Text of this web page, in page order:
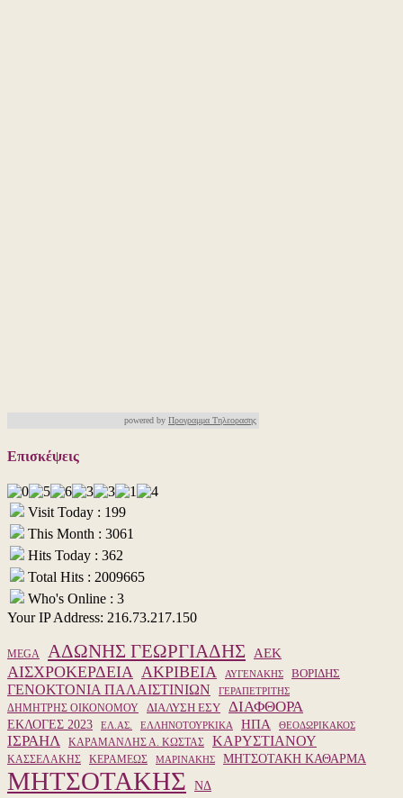
powered by Προγραμμα Τηλεορασης
Επισκέψεις
Visit Today : 199
This Month : 3061
Hits Today : 362
Total Hits : 2009665
Who's Online : 3
Your IP Address: 216.73.217.150
MEGA ΑΔΩΝΗΣ ΓΕΩΡΓΙΑΔΗΣ ΑΕΚ
ΑΙΣΧΡΟΚΕΡΔΕΙΑ ΑΚΡΙΒΕΙΑ ΑΥΓΕΝΑΚΗΣ ΒΟΡΙΔΗΣ
ΓΕΝΟΚΤΟΝΙΑ ΠΑΛΑΙΣΤΙΝΙΩΝ
ΓΕΡΑΠΕΤΡΙΤΗΣ
ΔΗΜΗΤΡΗΣ ΟΙΚΟΝΟΜΟΥ
ΔΙΑΛΥΣΗ ΕΣΥ ΔΙΑΦΘΟΡΑ
ΕΚΛΟΓΕΣ 2023 ΕΛ.ΑΣ. ΕΛΛΗΝΟΤΟΥΡΚΙΚΑ ΗΠΑ ΘΕΟΔΩΡΙΚΑΚΟΣ
ΙΣΡΑΗΛ ΚΑΡΑΜΑΝΛΗΣ Α. ΚΩΣΤΑΣ ΚΑΡΥΣΤΙΑΝΟΥ
ΚΑΣΣΕΛΑΚΗΣ ΚΕΡΑΜΕΩΣ ΜΑΡΙΝΑΚΗΣ ΜΗΤΣΟΤΑΚΗ ΚΑΘΑΡΜΑ
ΜΗΤΣΟΤΑΚΗΣ ΝΔ